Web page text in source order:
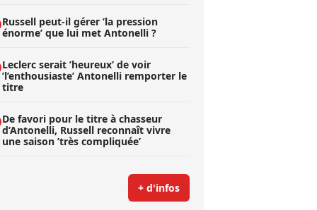
Russell peut-il gérer ’la pression
énorme’ que lui met Antonelli ?
Leclerc serait ’heureux’ de voir
’l’enthousiaste’ Antonelli remporter le
titre
De favori pour le titre à chasseur
d’Antonelli, Russell reconnaît vivre
une saison ’très compliquée’
+ d'infos